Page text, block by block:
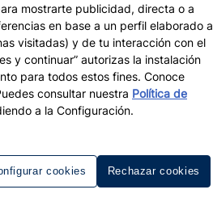
mostrarte publicidad, directa o a
en base a un perfil elaborado a
visitadas) y de tu interacción con el
y continuar” autorizas la instalación
para todos estos fines. Conoce
consultar nuestra Política de
a la Configuración.
cookies Rechazar cookies